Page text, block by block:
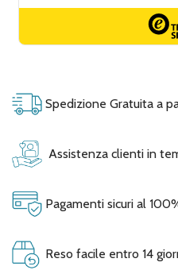
Spedizione Gratuita a
Assistenza clienti in
Pagamenti sicuri al
Reso facile entro 14